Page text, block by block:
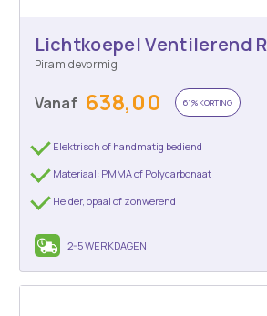
Lichtkoepel Ventilerend
Piramidevormig
Vanaf 638,00 61% KORTING
Elektrisch of handmatig bediend
Materiaal: PMMA of Polycarbonaat
Helder, opaal of zonwerend
2-5 WERKDAGEN